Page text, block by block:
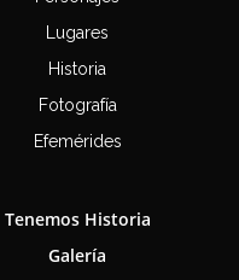
Lugares
Historia
Fotografía
Efemérides
Tenemos Historia
Galería